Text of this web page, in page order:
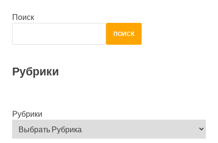
Поиск
ПОИСК
Рубрики
Рубрики